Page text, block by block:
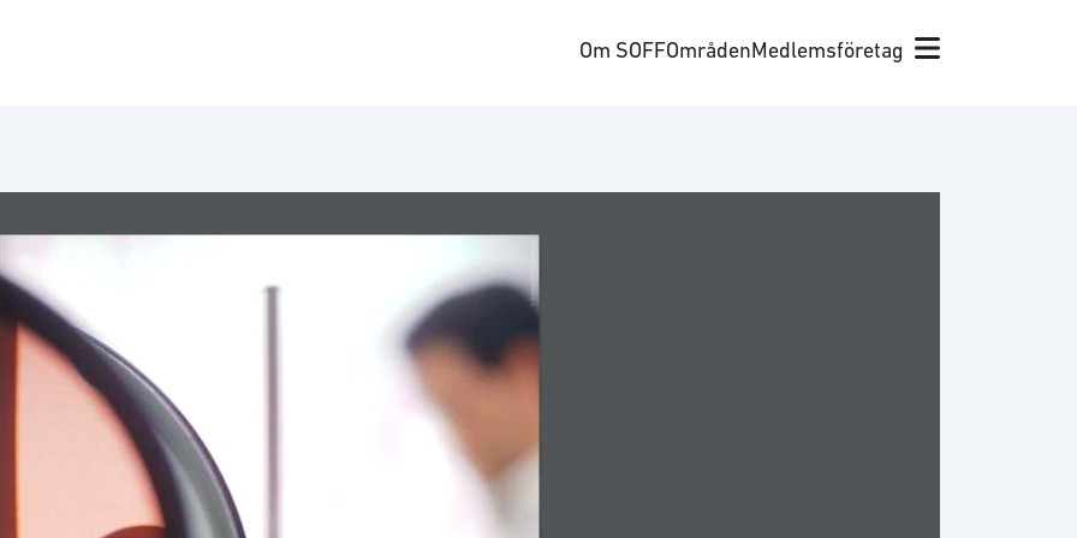
Om SOFFOmrådenMedlemsföretag
© Swerea/Patrik Svedberg